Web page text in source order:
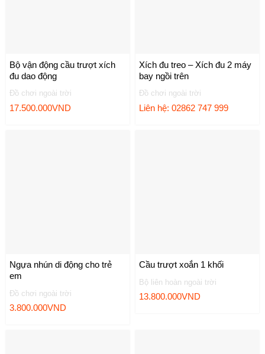
Đồ chơi ngoài trời
Bộ vận động cầu trượt xích
đu dao động
17.500.000VND
Đồ chơi ngoài trời
Xích đu treo – Xích đu 2 máy
bay ngồi trên
Liên hệ: 02862 747 999
Đồ chơi ngoài trời
Ngựa nhún di động cho trẻ
em
3.800.000VND
Bộ liên hoàn ngoài trời
Cầu trượt xoắn 1 khối
13.800.000VND